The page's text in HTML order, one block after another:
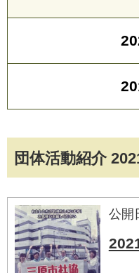
団体活動紹介
公開